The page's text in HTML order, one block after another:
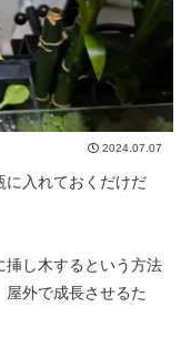
2024.07.07
に入れておくだけだ
挿し木するという方法
外で成長させるた